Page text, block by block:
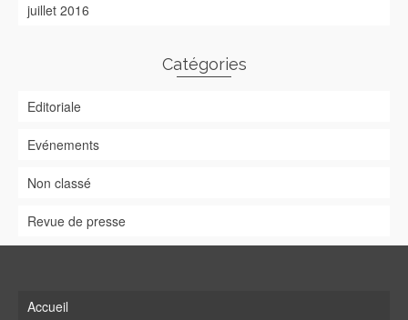
juillet 2016
Catégories
Editoriale
Evénements
Non classé
Revue de presse
Accueil